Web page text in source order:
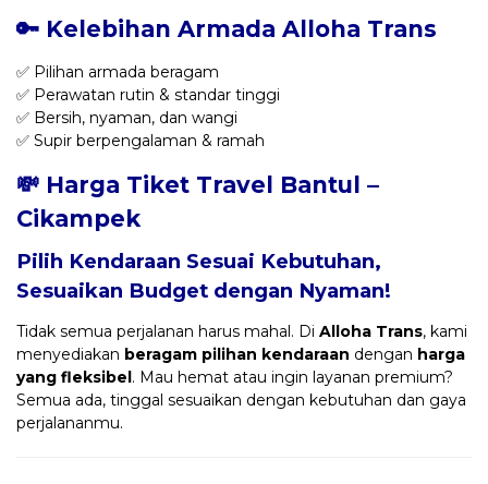
🔑 Kelebihan Armada Alloha Trans
✅ Pilihan armada beragam
✅ Perawatan rutin & standar tinggi
✅ Bersih, nyaman, dan wangi
✅ Supir berpengalaman & ramah
💸 Harga Tiket Travel Bantul –
Cikampek
Pilih Kendaraan Sesuai Kebutuhan,
Sesuaikan Budget dengan Nyaman!
Tidak semua perjalanan harus mahal. Di Alloha Trans, kami
menyediakan beragam pilihan kendaraan dengan harga
yang fleksibel. Mau hemat atau ingin layanan premium?
Semua ada, tinggal sesuaikan dengan kebutuhan dan gaya
perjalananmu.